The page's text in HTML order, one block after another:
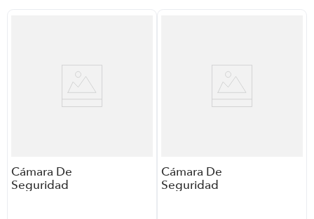
Cámara De
Seguridad
Cámara De
Seguridad